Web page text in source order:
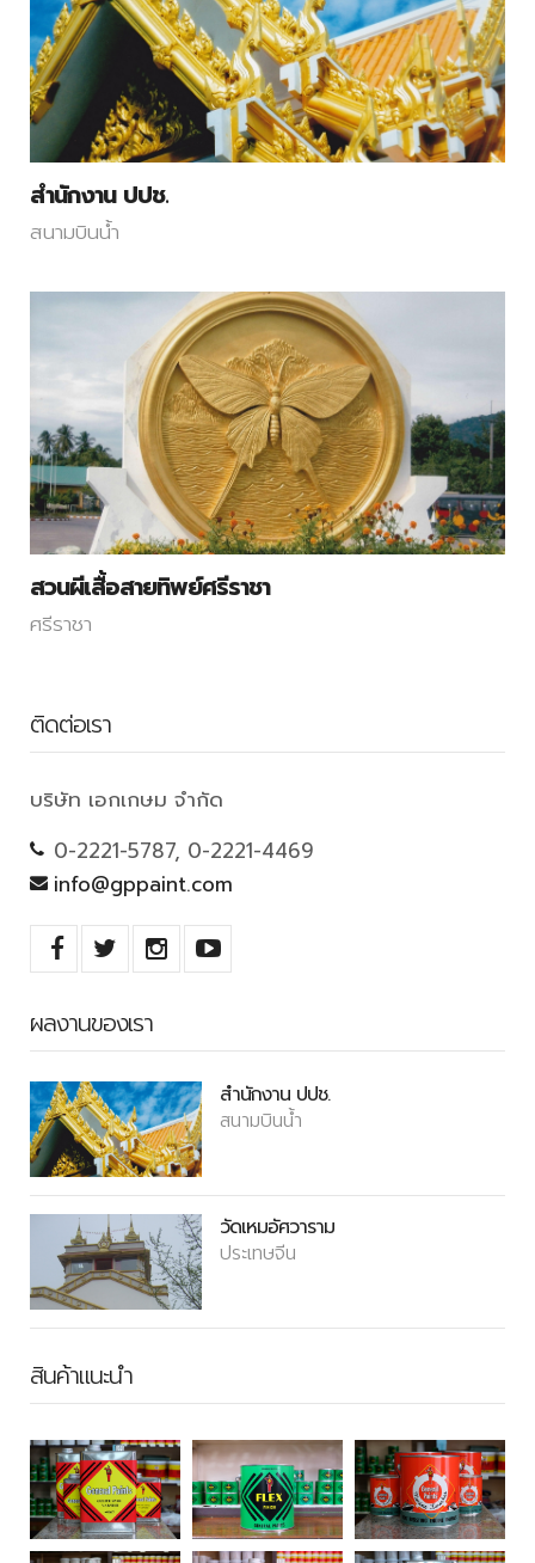
สำนักงาน ปปช.
สนามบินน้ำ
สวนผีเสื้อสายทิพย์ศรีราชา
ศรีราชา
ติดต่อเรา
บริษัท เอกเกษม จำกัด
0-2221-5787, 0-2221-4469
info@gppaint.com
ผลงานของเรา
สำนักงาน ปปช.
สนามบินน้ำ
วัดเหมอัศวาราม
ประเทษจีน
สินค้าแนะนำ